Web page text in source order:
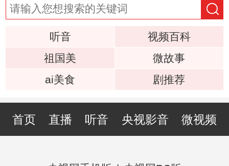
听音
视频百科
祖国美
微故事
ai美食
剧推荐
首页 直播 听音 央视影音 微视频